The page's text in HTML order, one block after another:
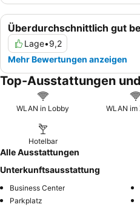
Überdurchschnittlich gut
Lage•9,2
Mehr Bewertungen anzeigen
Top-Ausstattungen
WLAN in Lobby WLAN im
Hotelbar
Alle Ausstattungen
Unterkunftsausstattung
Business Center
Parkplatz